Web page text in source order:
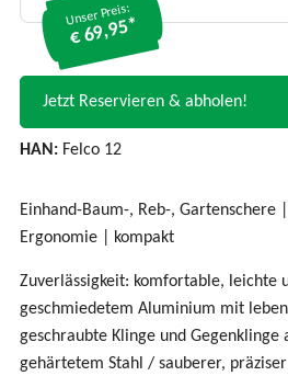
Unser Preis:
€ 69,95*
Jetzt Reservieren & abholen!
HAN: Felco 12
Einhand-Baum-, Reb-, Gartenschere
Ergonomie | kompakt
Zuverlässigkeit: komfortable, leichte
geschmiedetem Aluminium mit
geschraubte Klinge und Gegenklinge
gehärtetem Stahl / sauberer,